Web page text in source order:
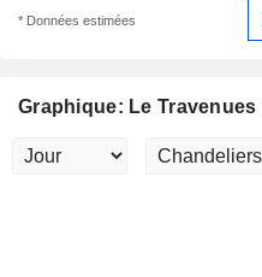
* Données estimées
Graphique: Le